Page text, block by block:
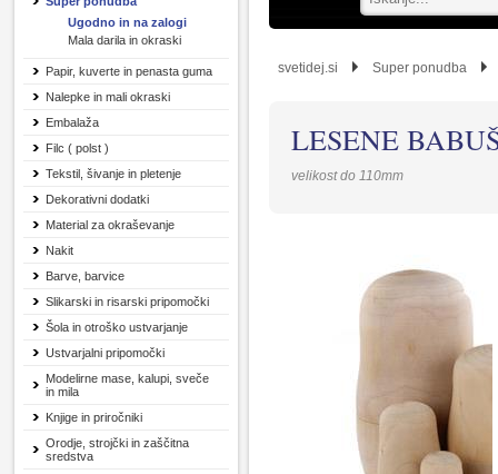
Ugodno in na zalogi
Mala darila in okraski
Papir, kuverte in penasta guma
Nalepke in mali okraski
Embalaža
Filc ( polst )
Tekstil, šivanje in pletenje
Dekorativni dodatki
Material za okraševanje
Nakit
Barve, barvice
Slikarski in risarski pripomočki
Šola in otroško ustvarjanje
Ustvarjalni pripomočki
Modelirne mase, kalupi, sveče
in mila
Knjige in priročniki
Orodje, strojčki in zaščitna
sredstva
svetidej.si Super ponudba
LESENE
velikost do 110mm